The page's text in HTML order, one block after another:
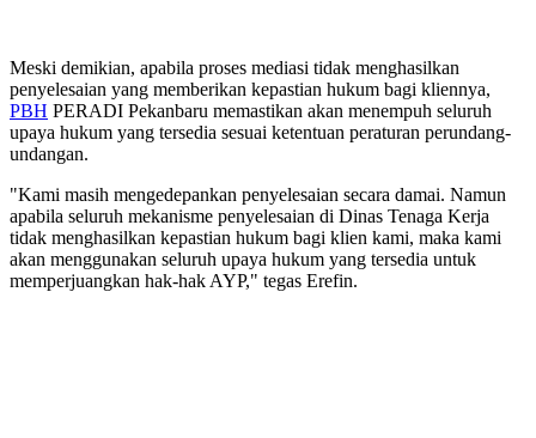
Meski demikian, apabila proses mediasi tidak menghasilkan
penyelesaian yang memberikan kepastian hukum bagi kliennya,
PBH PERADI Pekanbaru memastikan akan menempuh seluruh
upaya hukum yang tersedia sesuai ketentuan peraturan perundang-
undangan.
"Kami masih mengedepankan penyelesaian secara damai. Namun
apabila seluruh mekanisme penyelesaian di Dinas Tenaga Kerja
tidak menghasilkan kepastian hukum bagi klien kami, maka kami
akan menggunakan seluruh upaya hukum yang tersedia untuk
memperjuangkan hak-hak AYP," tegas Erefin.